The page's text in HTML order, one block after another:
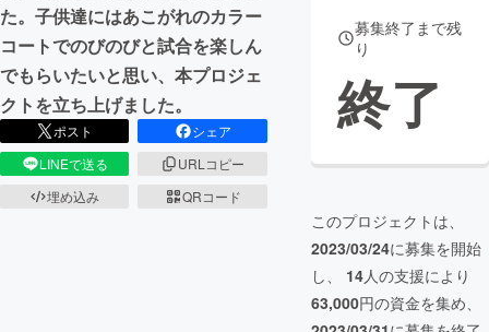
た。子供達にはあこがれのカラー
コートでのびのびと試合を楽しん
でもらいたいと思い、本プロジェ
クトを立ち上げました。
ポスト
シェア
LINEで送る
URLコピー
埋め込み
QRコード
募集終了まで残
り
終了
このプロジェクトは、
2023/03/24に募集を開始
し、 14人の支援により
63,000円の資金を集め、